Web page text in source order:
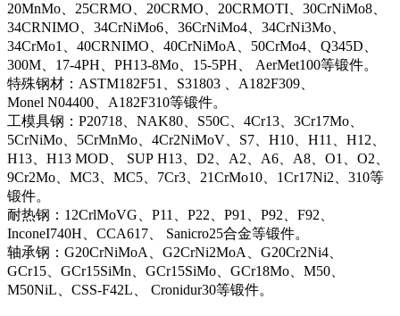
20MnMo、25CRMO、20CRMO、20CRMOTI、30CrNiMo8、
34CRNIMO、34CrNiMo6、36CrNiMo4、34CrNi3Mo、
34CrMo1、40CRNIMO、40CrNiMoA、50CrMo4、Q345D、
300M、17-4PH、PH13-8Mo、15-5PH、 AerMet100等锻件。
特殊钢材：ASTM182F51、S31803 、A182F309、
Monel N04400、A182F310等锻件。
工模具钢：P20718、NAK80、S50C、4Cr13、3Cr17Mo、
5CrNiMo、5CrMnMo、4Cr2NiMoV、S7、H10、H11、H12、
H13、H13 MOD、 SUP H13、D2、A2、A6、A8、O1、O2、
9Cr2Mo、MC3、MC5、7Cr3、21CrMo10、1Cr17Ni2、310等
锻件。
耐热钢：12CrlMoVG、P11、P22、P91、P92、F92、
InconeI740H、CCA617、 Sanicro25合金等锻件。
轴承钢：G20CrNiMoA、G2CrNi2MoA、G20Cr2Ni4、
GCr15、GCr15SiMn、GCr15SiMo、GCr18Mo、M50、
M50NiL、CSS-F42L、 Cronidur30等锻件。